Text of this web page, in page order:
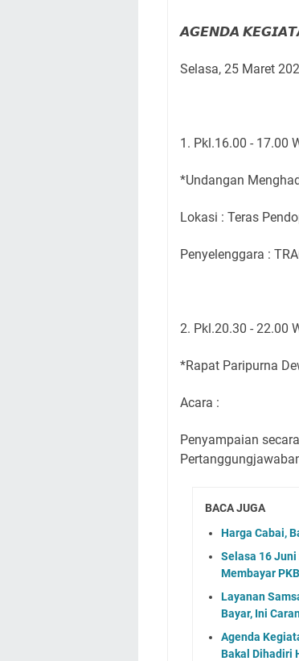
𝘼𝙂𝙀𝙉𝘿𝘼
Selasa, 25 Maret
1. Pkl.16.00 - 17.00
*Undangan
Lokasi : Teras
Penyelenggara :
2. Pkl.20.30 - 22.00
*Rapat Paripurna
Acara :
Penyampaian
BACA JUGA
Harga Cabai,
Selasa 16 Juni
Membayar PKB
Layanan
Bayar, Ini
Agenda
Bakal Dihadiri